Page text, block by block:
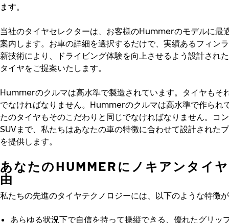
ます。
当社のタイヤセレクターは、お客様のHummerのモデルに最
案内します。お車の詳細を選択するだけで、実績あるフィン
新技術により、ドライビング体験を向上させるよう設計され
タイヤをご提案いたします。
Hummerのクルマは高水準で製造されています。タイヤもそ
でなければなりません。Hummerのクルマは高水準で作られ
たのタイヤもそのこだわりと同じでなければなりません。コ
SUVまで、私たちはあなたの車の特徴に合わせて設計された
を提供します。
あなたのHUMMERにノキアンタイ
由
私たちの先進のタイヤテクノロジーには、以下のような特徴
あらゆる状況下で自信を持って操縦できる、優れたグリッ